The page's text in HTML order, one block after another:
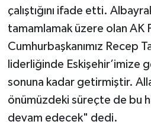
çalıştığını ifade etti.
tamamlamak üzere olan AK
Cumhurbaşkanımız Recep
liderliğinde Eskişehir’imize
sonuna kadar getirmiştir.
önümüzdeki süreçte de bu
devam edecek" dedi.